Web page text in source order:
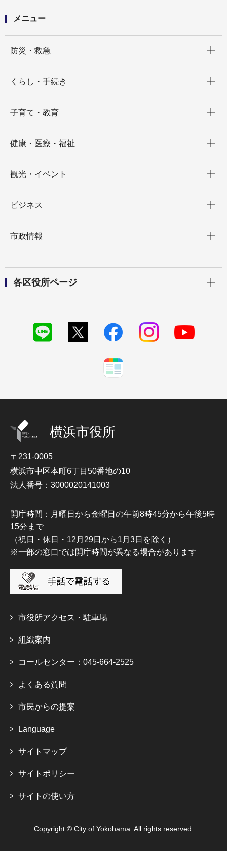
メニュー
防災・救急
くらし・手続き
子育て・教育
健康・医療・福祉
観光・イベント
ビジネス
市政情報
各区役所ページ
横浜市役所
〒231-0005
横浜市中区本町6丁目50番地の10
法人番号：3000020141003
開庁時間：月曜日から金曜日の午前8時45分から午後5時
15分まで
（祝日・休日・12月29日から1月3日を除く）
※一部の窓口では開庁時間が異なる場合があります
市役所アクセス・駐車場
組織案内
コールセンター：045-664-2525
よくある質問
市民からの提案
Language
サイトマップ
サイトポリシー
サイトの使い方
Copyright © City of Yokohama. All rights reserved.